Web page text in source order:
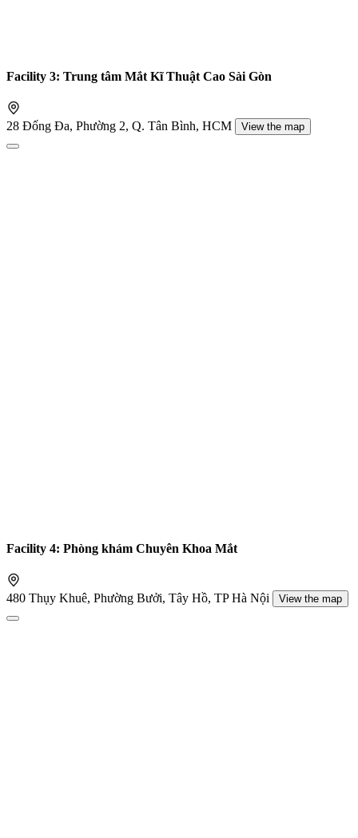
Facility 3: Trung tâm Mắt Kĩ Thuật Cao Sài Gòn
28 Đống Đa, Phường 2, Q. Tân Bình, HCM View the map
Facility 4: Phòng khám Chuyên Khoa Mắt
480 Thụy Khuê, Phường Bưởi, Tây Hồ, TP Hà Nội View the map